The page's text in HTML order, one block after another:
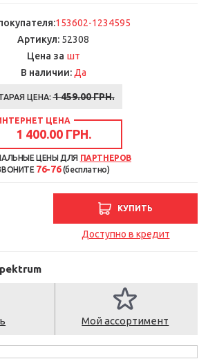
153602-1234595
Артикул: 52308
Цена за шт
В наличии: Да
ЦЕНА:1 459.00ГРН.
ЦЕНА
1 400.00 ГРН.
ЦЕНЫ ДЛЯ ПАРТНЕРОВ
76-76(бесплатно)
КУПИТЬ
Доступно в кредит
Мой ассортимент